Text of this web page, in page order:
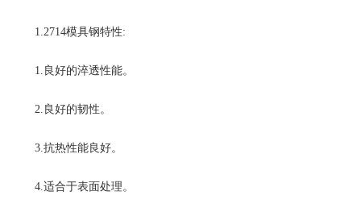
1.2714模具钢特性:
1.良好的淬透性能。
2.良好的韧性。
3.抗热性能良好。
4.适合于表面处理。